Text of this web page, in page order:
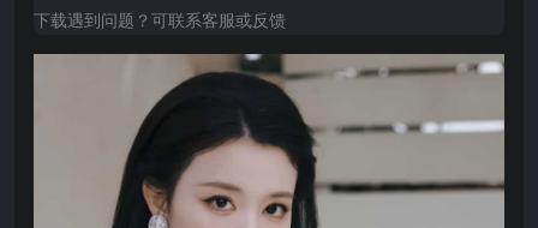
下载遇到问题？可联系客服或反馈